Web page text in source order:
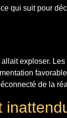
qui suit pour
exploser.
de la